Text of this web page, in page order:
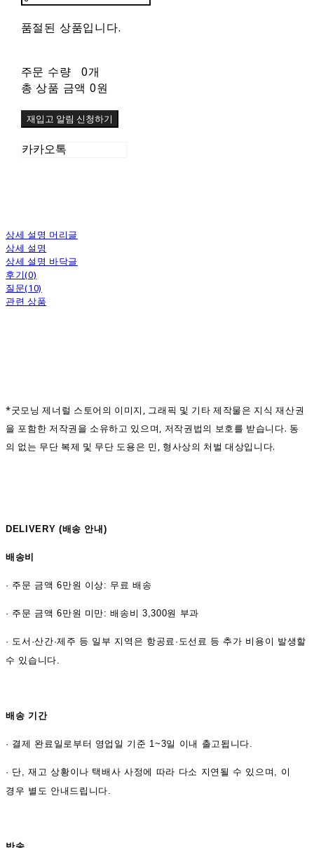
품절된 상품입니다.
주문 수량
0개
총 상품 금액 0원
재입고 알림 신청하기
카카오톡
상세 설명 머리글
상세 설명
상세 설명 바닥글
후기(0)
질문(10)
관련 상품
*굿모닝 제너럴 스토어의 이미지, 그래픽 및 기타 제작물은 지식 재산권
을 포함한 저작권을 소유하고 있으며, 저작권법의 보호를 받습니다. 동
의 없는 무단 복제 및 무단 도용은 민, 형사상의 처벌 대상입니다.
DELIVERY (배송 안내)
배송비
· 주문 금액 6만원 이상: 무료 배송
· 주문 금액 6만원 미만: 배송비 3,300원 부과
· 도서·산간·제주 등 일부 지역은 항공료·도선료 등 추가 비용이 발생할
수 있습니다.
배송 기간
· 결제 완료일로부터 영업일 기준 1~3일 이내 출고됩니다.
· 단, 재고 상황이나 택배사 사정에 따라 다소 지연될 수 있으며, 이
경우 별도 안내드립니다.